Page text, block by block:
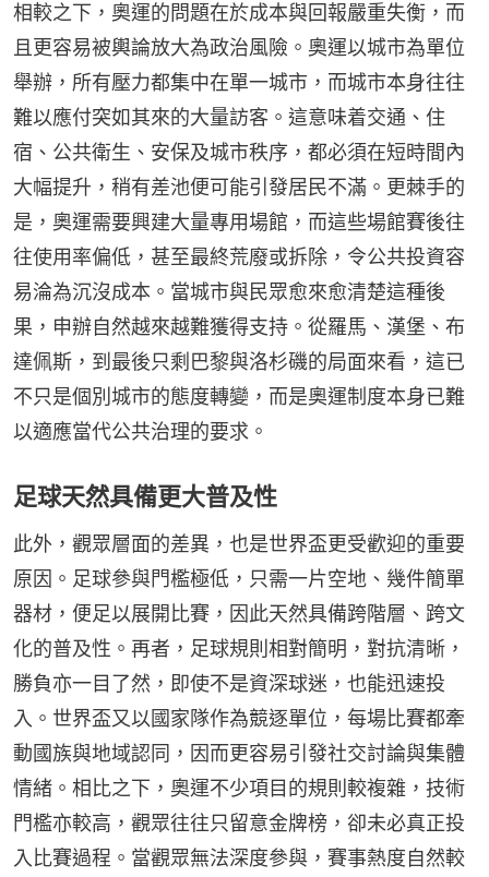
相較之下，奧運的問題在於成本與回報嚴重失衡，而
且更容易被輿論放大為政治風險。奧運以城市為單位
舉辦，所有壓力都集中在單一城市，而城市本身往往
難以應付突如其來的大量訪客。這意味着交通、住
宿、公共衛生、安保及城市秩序，都必須在短時間內
大幅提升，稍有差池便可能引發居民不滿。更棘手的
是，奧運需要興建大量專用場館，而這些場館賽後往
往使用率偏低，甚至最終荒廢或拆除，令公共投資容
易淪為沉沒成本。當城市與民眾愈來愈清楚這種後
果，申辦自然越來越難獲得支持。從羅馬、漢堡、布
達佩斯，到最後只剩巴黎與洛杉磯的局面來看，這已
不只是個別城市的態度轉變，而是奧運制度本身已難
以適應當代公共治理的要求。
足球天然具備更大普及性
此外，觀眾層面的差異，也是世界盃更受歡迎的重要
原因。足球參與門檻極低，只需一片空地、幾件簡單
器材，便足以展開比賽，因此天然具備跨階層、跨文
化的普及性。再者，足球規則相對簡明，對抗清晰，
勝負亦一目了然，即使不是資深球迷，也能迅速投
入。世界盃又以國家隊作為競逐單位，每場比賽都牽
動國族與地域認同，因而更容易引發社交討論與集體
情緒。相比之下，奧運不少項目的規則較複雜，技術
門檻亦較高，觀眾往往只留意金牌榜，卻未必真正投
入比賽過程。當觀眾無法深度參與，賽事熱度自然較